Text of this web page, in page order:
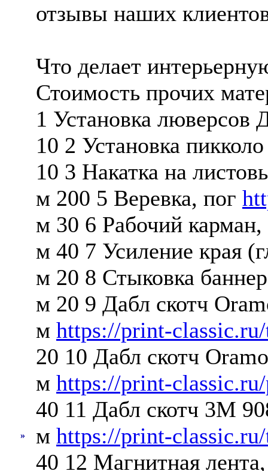
»
отзывы наших
Что делает
Стоимость прочих
1 Установка
10 2 Установка
10 3 Накатка на
м 200 5 Веревка, пог
м 30 6 Рабочий
м 40 7 Усиление края
м 20 8 Стыковка
м 20 9 Дабл скотч
м https://print-
20 10 Дабл скотч
м https://print-
40 11 Дабл скотч 3М
м https://print-
40 12 Магнитная